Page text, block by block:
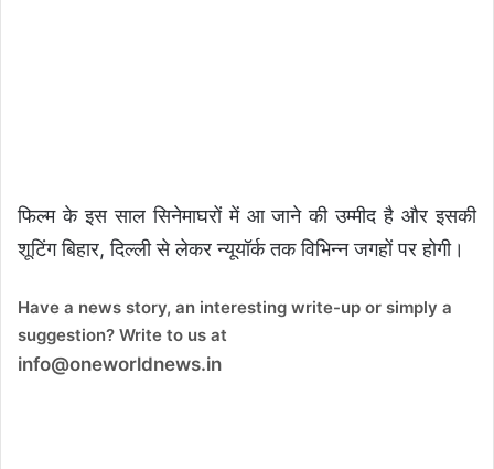
फिल्म के इस साल सिनेमाघरों में आ जाने की उम्मीद है और इसकी
शूटिंग बिहार, दिल्ली से लेकर न्यूयॉर्क तक विभिन्न जगहों पर होगी।
Have a news story, an interesting write-up or simply a
suggestion? Write to us at
info@oneworldnews.in